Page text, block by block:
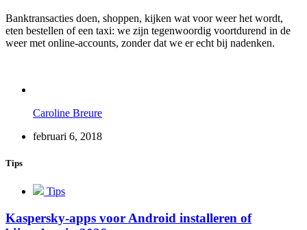
Banktransacties doen, shoppen, kijken wat voor weer het wordt,
eten bestellen of een taxi: we zijn tegenwoordig voortdurend in de
weer met online-accounts, zonder dat we er echt bij nadenken.
Caroline Breure
februari 6, 2018
Tips
Tips
Kaspersky-apps voor Android installeren of